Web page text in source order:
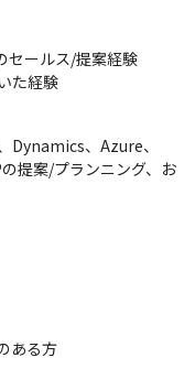
的でしみじみ感のあ
で、プロジェクト全
す
も注力しており、多
メンバーとオープンで
セールス/提案経験
た経験
Dynamics、Azure、
提案/プランニング、お
ある方